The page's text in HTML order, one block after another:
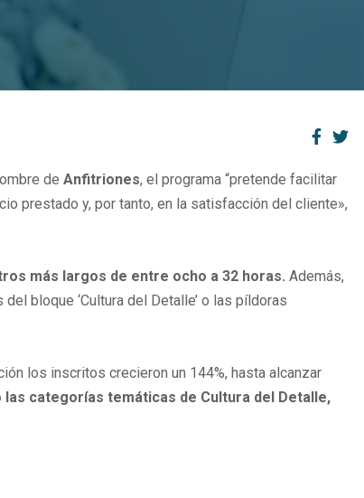
deAnfitriones, el programa “pretende facilitar
prestado y, por tanto, en la satisfacción del cliente»,
más largos de entre ocho a 32 horas. Además,
bloque ‘Cultura del Detalle’ o las píldoras
los inscritos crecieron un 144%, hasta alcanzar
las categorías temáticas de Cultura del Detalle,